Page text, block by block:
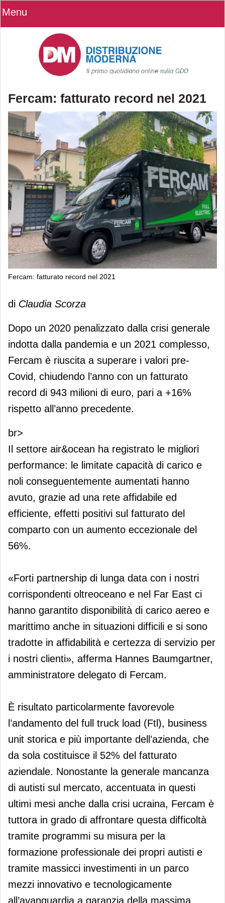
Menu
Fercam: fatturato record nel 2021
Fercam: fatturato record nel 2021
Fercam: fatturato record nel 2021
di Claudia Scorza
Dopo un 2020 penalizzato dalla crisi generale
indotta dalla pandemia e un 2021 complesso,
Fercam è riuscita a superare i valori pre-
Covid, chiudendo l’anno con un fatturato
record di 943 milioni di euro, pari a +16%
rispetto all’anno precedente.
br>
Il settore air&ocean ha registrato le migliori
performance: le limitate capacità di carico e
noli conseguentemente aumentati hanno
avuto, grazie ad una rete affidabile ed
efficiente, effetti positivi sul fatturato del
comparto con un aumento eccezionale del
56%.
«Forti partnership di lunga data con i nostri
corrispondenti oltreoceano e nel Far East ci
hanno garantito disponibilità di carico aereo e
marittimo anche in situazioni difficili e si sono
tradotte in affidabilità e certezza di servizio per
i nostri clienti», afferma Hannes Baumgartner,
amministratore delegato di Fercam.
È risultato particolarmente favorevole
l’andamento del full truck load (Ftl), business
unit storica e più importante dell’azienda, che
da sola costituisce il 52% del fatturato
aziendale. Nonostante la generale mancanza
di autisti sul mercato, accentuata in questi
ultimi mesi anche dalla crisi ucraina, Fercam è
tuttora in grado di affrontare questa difficoltà
tramite programmi su misura per la
formazione professionale dei propri autisti e
tramite massicci investimenti in un parco
mezzi innovativo e tecnologicamente
all’avanguardia a garanzia della massima